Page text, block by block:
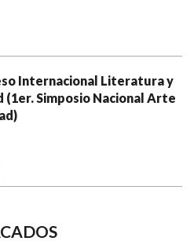
Internacional Literatura y
(1er. Simposio Nacional Arte